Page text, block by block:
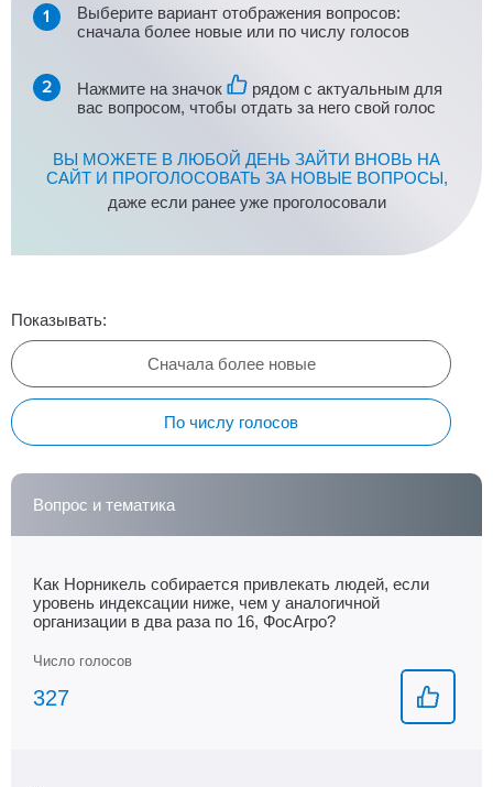
Выберите вариант отображения вопросов:
сначала более новые или по числу голосов
Нажмите на значок
рядом с актуальным для
вас вопросом, чтобы отдать за него свой голос
ВЫ МОЖЕТЕ В ЛЮБОЙ ДЕНЬ ЗАЙТИ ВНОВЬ НА
САЙТ И ПРОГОЛОСОВАТЬ ЗА НОВЫЕ ВОПРОСЫ,
даже если ранее уже проголосовали
Показывать:
Сначала более новые
По числу голосов
Вопрос и тематика
Как Норникель собирается привлекать людей, если
уровень индексации ниже, чем у аналогичной
организации в два раза по 16, ФосАгро?
327